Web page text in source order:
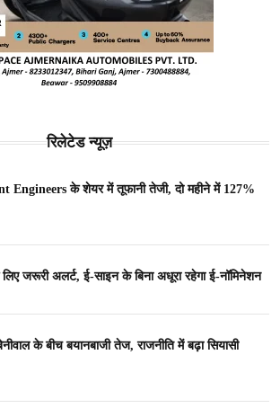
रिलेटेड न्यूज़
Engineers के शेयर में तूफानी तेजी, दो महीने में 127%
जरूरी अलर्ट, ई-साइन के बिना अधूरा रहेगा ई-नॉमिनेशन
के बीच बयानबाजी तेज, राजनीति में बढ़ा सियासी